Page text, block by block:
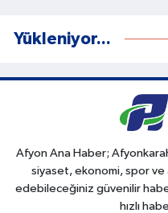
Yükleniyor...
Afyon Ana Haber;
siyaset, ekonomi, spor
edebileceğiniz güvenilir
hızlı